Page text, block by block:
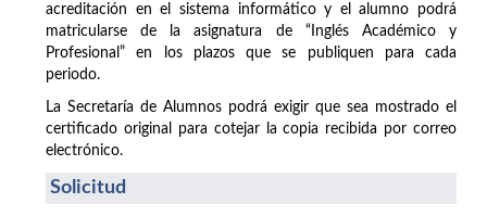
acreditación en el sistema informático y el alumno podrá
matricularse de la asignatura de “Inglés Académico y
Profesional” en los plazos que se publiquen para cada
periodo.
La Secretaría de Alumnos podrá exigir que sea mostrado el
certificado original para cotejar la copia recibida por correo
electrónico.
Solicitud